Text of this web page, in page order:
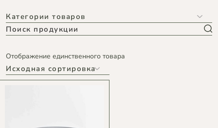
Search
Отображение единственного товара